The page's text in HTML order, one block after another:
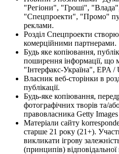
"Регіони", "Гроші",
"Спецпроекти", "Промо"
реклами.
Розділ Спецпроекти
комерційними партнерами.
Будь яке копіювання,
поширення інформації, що
"Інтерфакс-Україна", EPA /
Власник веб-сторінки в
публікації.
Будь-яке копіювання,
фотографічних творів та/
правовласника Getty
Матеріали сайту
старше 21 року (21+).
викликати ігрову
(принципів)